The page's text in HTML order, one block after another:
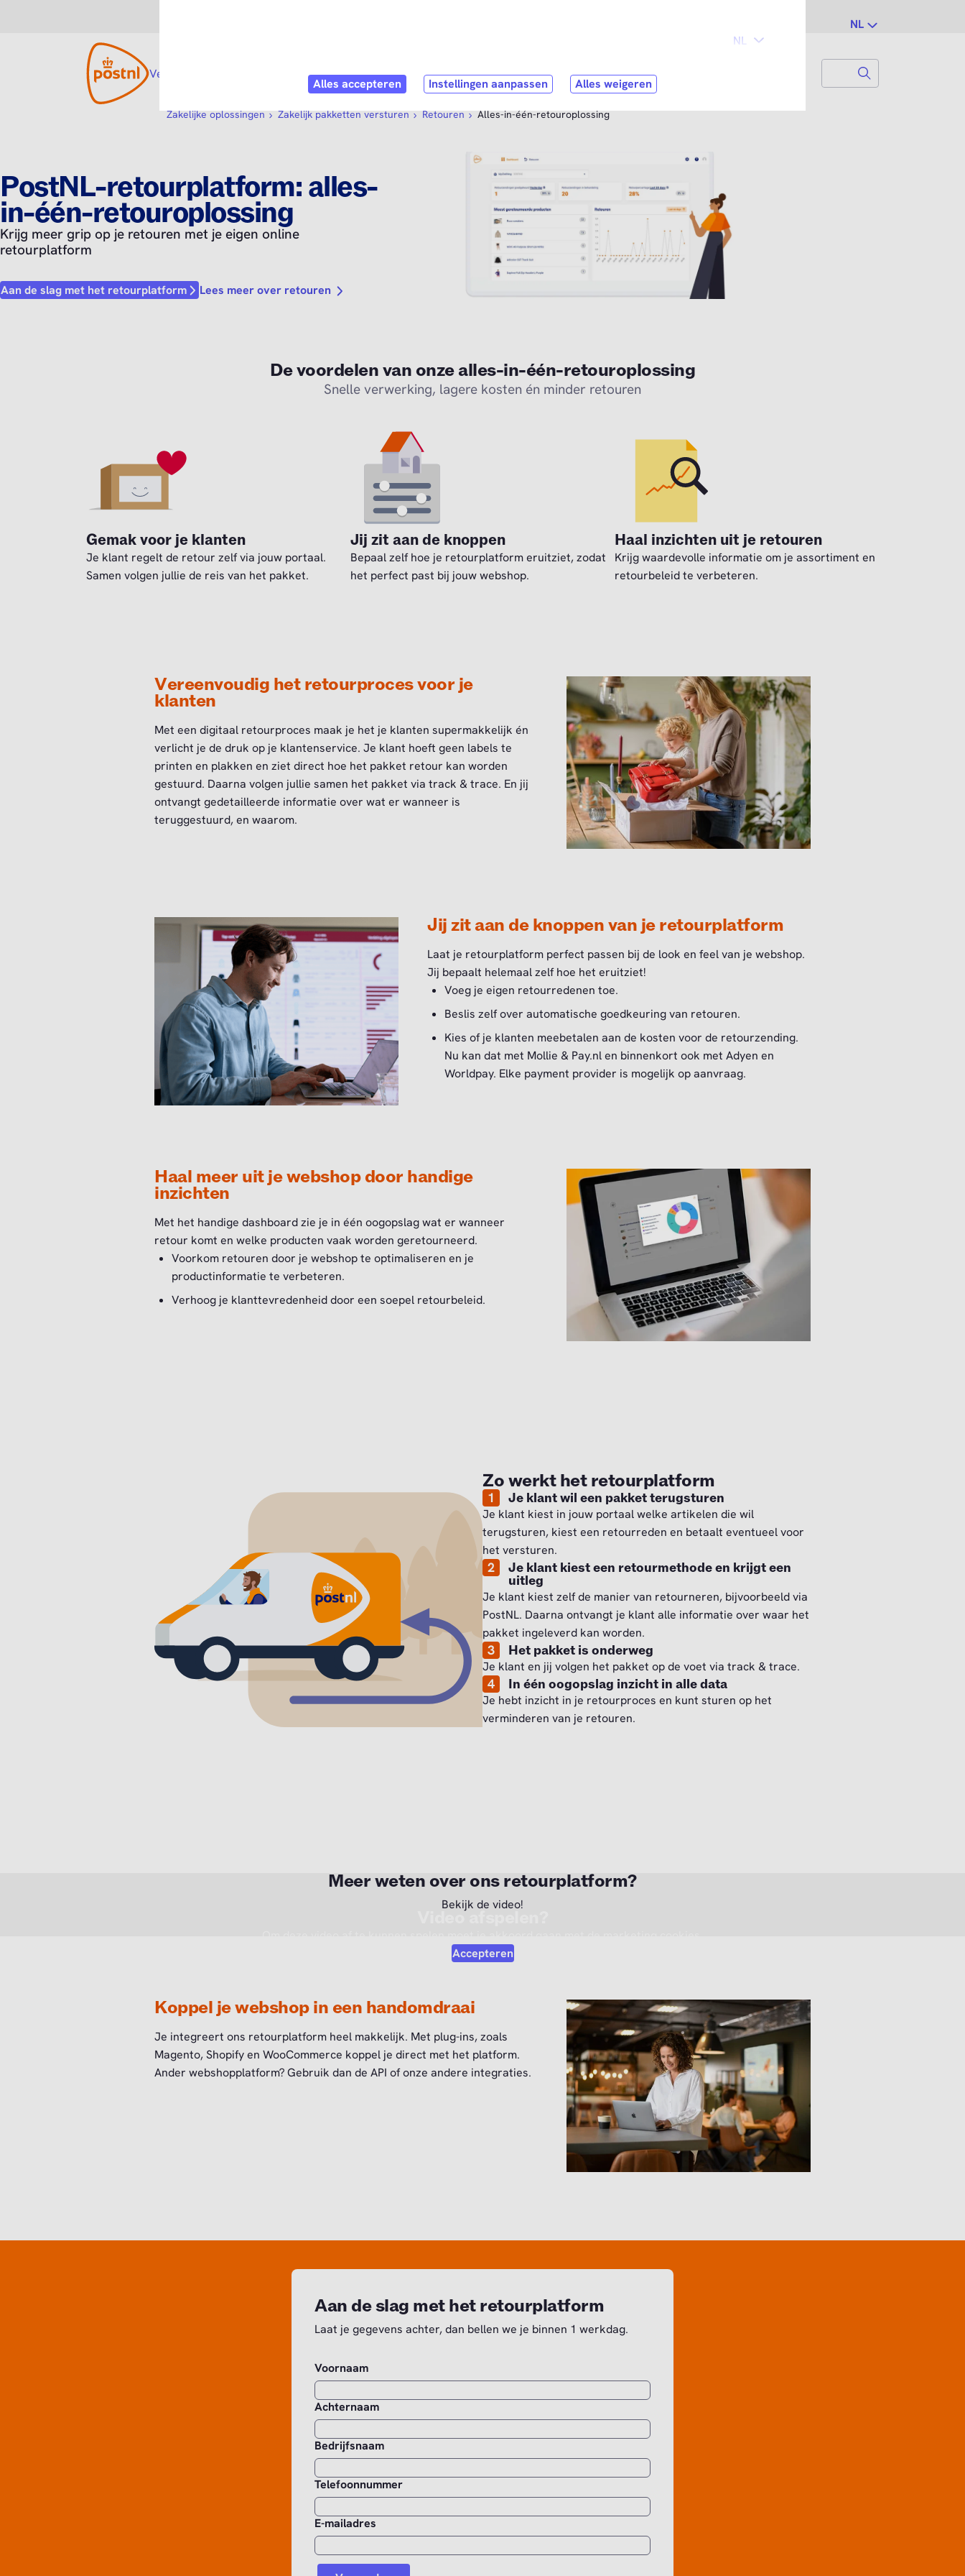
NL
Versturen DienstenOpen submenu
WebshopOpen submenu
Service & Contact Zoek naar...
Zakelijke oplossingen Zakelijk pakketten versturen Retouren Alles-in-één-retouroplossing
PostNL-retourplatform: alles-
in-één-retouroplossing
Krijg meer grip op je retouren met je eigen online
retourplatform
Aan de slag met het retourplatform Lees meer over retouren
De voordelen van onze alles-in-één-retouroplossing
Snelle verwerking, lagere kosten én minder retouren
Gemak voor je klanten
Je klant regelt de retour zelf via jouw portaal.
Samen volgen jullie de reis van het pakket.
Jij zit aan de knoppen
Bepaal zelf hoe je retourplatform eruitziet, zodat
het perfect past bij jouw webshop.
Haal inzichten uit je retouren
Krijg waardevolle informatie om je assortiment en
retourbeleid te verbeteren.
Vereenvoudig het retourproces voor je
klanten
Met een digitaal retourproces maak je het je klanten supermakkelijk én
verlicht je de druk op je klantenservice. Je klant hoeft geen labels te
printen en plakken en ziet direct hoe het pakket retour kan worden
gestuurd. Daarna volgen jullie samen het pakket via track & trace. En jij
ontvangt gedetailleerde informatie over wat er wanneer is
teruggestuurd, en waarom.
Jij zit aan de knoppen van je retourplatform
Laat je retourplatform perfect passen bij de look en feel van je webshop.
Jij bepaalt helemaal zelf hoe het eruitziet!
Voeg je eigen retourredenen toe.
Beslis zelf over automatische goedkeuring van retouren.
Kies of je klanten meebetalen aan de kosten voor de retourzending.
Nu kan dat met Mollie & Pay.nl en binnenkort ook met Adyen en
Worldpay. Elke payment provider is mogelijk op aanvraag.
Haal meer uit je webshop door handige
inzichten
Met het handige dashboard zie je in één oogopslag wat er wanneer
retour komt en welke producten vaak worden geretourneerd.
Voorkom retouren door je webshop te optimaliseren en je
productinformatie te verbeteren.
Verhoog je klanttevredenheid door een soepel retourbeleid.
Zo werkt het retourplatform
1 Je klant wil een pakket terugsturen
Je klant kiest in jouw portaal welke artikelen die wil
terugsturen, kiest een retourreden en betaalt eventueel voor
het versturen.
2 Je klant kiest een retourmethode en krijgt een
uitleg
Je klant kiest zelf de manier van retourneren, bijvoorbeeld via
PostNL. Daarna ontvangt je klant alle informatie over waar het
pakket ingeleverd kan worden.
3 Het pakket is onderweg
Je klant en jij volgen het pakket op de voet via track & trace.
4 In één oogopslag inzicht in alle data
Je hebt inzicht in je retourproces en kunt sturen op het
verminderen van je retouren.
Meer weten over ons retourplatform?
Bekijk de video!
Video afspelen?
Accepteren
Koppel je webshop in een handomdraai
Je integreert ons retourplatform heel makkelijk. Met plug-ins, zoals
Magento, Shopify en WooCommerce koppel je direct met het platform.
Ander webshopplatform? Gebruik dan de API of onze andere integraties.
Aan de slag met het retourplatform
Laat je gegevens achter, dan bellen we je binnen 1 werkdag.
Voornaam
Achternaam
Bedrijfsnaam
Telefoonnummer
E-mailadres